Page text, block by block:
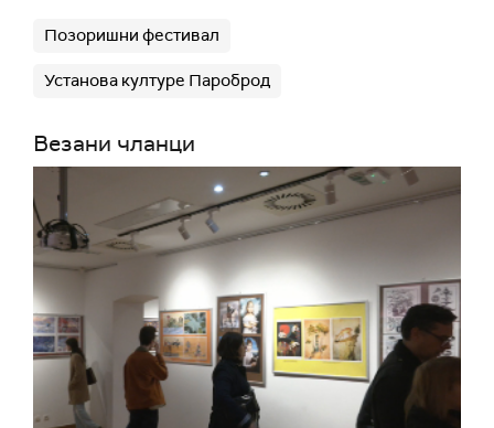
Позоришни фестивал
Установа културе Пароброд
Везани чланци